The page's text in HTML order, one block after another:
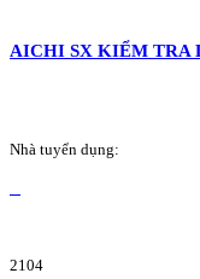
AICHI SX KIỂM TRA
Nhà tuyển dụng:
2104